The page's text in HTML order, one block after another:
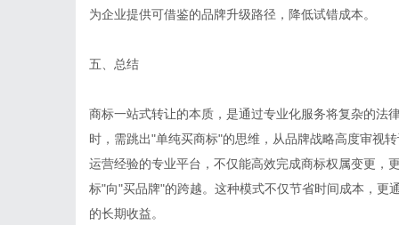
为企业提供可借鉴的品牌升级路径，降低试错成本。
五、总结
商标一站式转让的本质，是通过专业化服务将复杂的法
时，需跳出"单纯买商标"的思维，从品牌战略高度审视
运营经验的专业平台，不仅能高效完成商标权属变更，
标"向"买品牌"的跨越。这种模式不仅节省时间成本，更
的长期收益。